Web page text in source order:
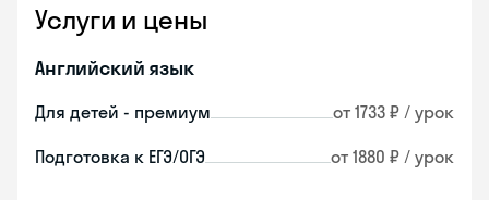
Услуги и цены
Английский язык
Для детей - премиум от 1733 ₽ / урок
Подготовка к ЕГЭ/ОГЭ от 1880 ₽ / урок